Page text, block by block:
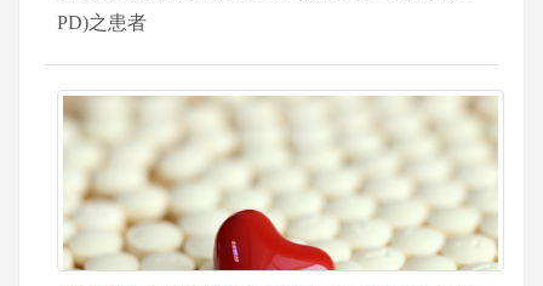
PD)之患者